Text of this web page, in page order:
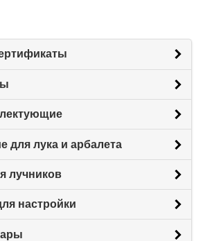
для лука и арбалета
лучников
настройки